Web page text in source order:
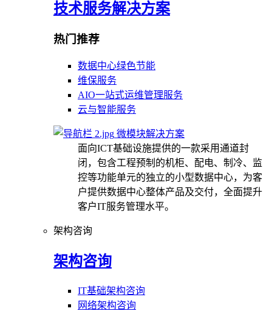
技术服务解决方案
热门推荐
数据中心绿色节能
维保服务
AIO一站式运维管理服务
云与智能服务
微模块解决方案
面向ICT基础设施提供的一款采用通道封
闭，包含工程预制的机柜、配电、制冷、监
控等功能单元的独立的小型数据中心，为客
户提供数据中心整体产品及交付，全面提升
客户IT服务管理水平。
架构咨询
架构咨询
IT基础架构咨询
网络架构咨询